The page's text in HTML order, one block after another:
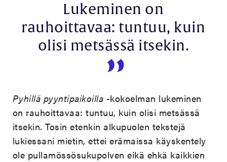
Lukeminen on
rauhoittavaa: tuntuu, kuin
olisi metsässä itsekin.
Pyhillä pyyntipaikoilla -kokoelman lukeminen
on rauhoittavaa: tuntuu, kuin olisi metsässä
itsekin. Tosin etenkin alkupuolen tekstejä
lukiessani mietin, ettei erämaissa käyskentely
ole pullamössösukupolven eikä ehkä kaikkien